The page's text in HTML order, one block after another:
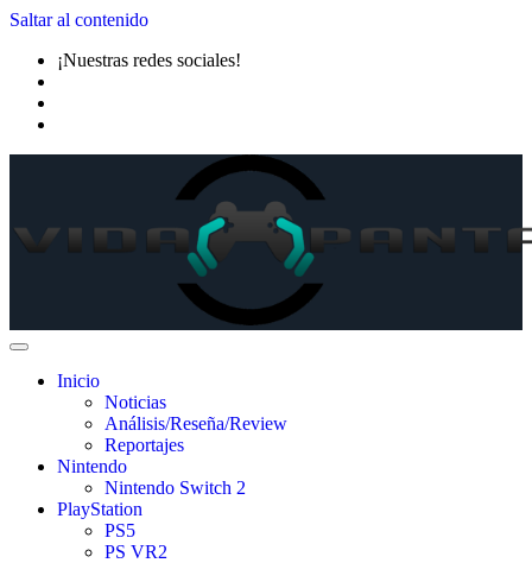
Saltar al contenido
¡Nuestras redes sociales!
Inicio
Noticias
Análisis/Reseña/Review
Reportajes
Nintendo
Nintendo Switch 2
PlayStation
PS5
PS VR2